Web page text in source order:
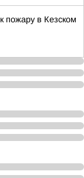
пожару в Кезском